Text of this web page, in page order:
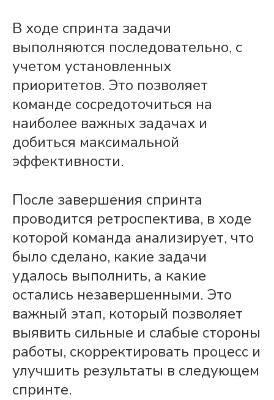
В ходе спринта задачи
выполняются последовательно, с
учетом установленных
приоритетов. Это позволяет
команде сосредоточиться на
наиболее важных задачах и
добиться максимальной
эффективности.
После завершения спринта
проводится ретроспектива, в ходе
которой команда анализирует, что
было сделано, какие задачи
удалось выполнить, а какие
остались незавершенными. Это
важный этап, который позволяет
выявить сильные и слабые стороны
работы, скорректировать процесс и
улучшить результаты в следующем
спринте.